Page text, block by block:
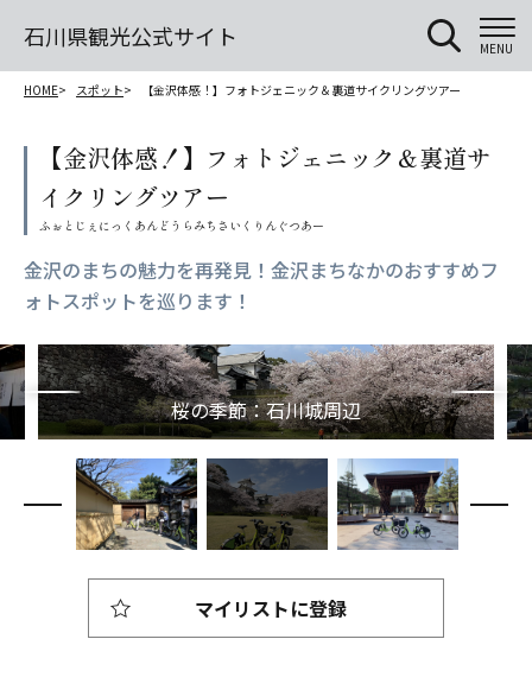
石川県観光公式サイト MENU
HOME スポット 【金沢体感！】フォトジェニック＆裏道サイクリングツアー
【金沢体感！】フォトジェニック＆裏道サ
イクリングツアー
金沢のまちの魅力を再発見！金沢まちなかのおすすめフ
ォトスポットを巡ります！
マイリストに登録